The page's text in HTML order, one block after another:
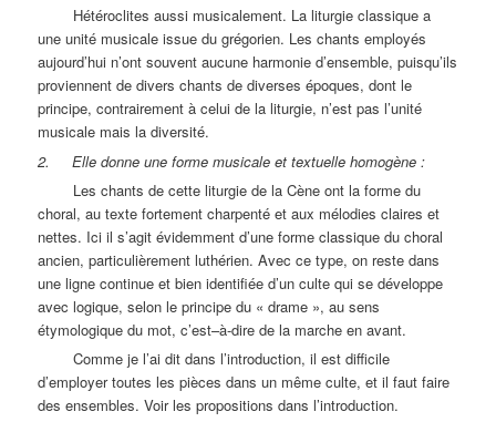
Hétéroclites aussi musicalement. La liturgie classique a
une unité musicale issue du grégorien. Les chants employés
aujourd’hui n’ont souvent aucune harmonie d’ensemble, puisqu’ils
proviennent de divers chants de diverses époques, dont le
principe, contrairement à celui de la liturgie, n’est pas l’unité
musicale mais la diversité.
2. Elle donne une forme musicale et textuelle homogène :
Les chants de cette liturgie de la Cène ont la forme du
choral, au texte fortement charpenté et aux mélodies claires et
nettes. Ici il s’agit évidemment d’une forme classique du choral
ancien, particulièrement luthérien. Avec ce type, on reste dans
une ligne continue et bien identifiée d’un culte qui se développe
avec logique, selon le principe du « drame », au sens
étymologique du mot, c’est–à-dire de la marche en avant.
Comme je l’ai dit dans l’introduction, il est difficile
d’employer toutes les pièces dans un même culte, et il faut faire
des ensembles. Voir les propositions dans l’introduction.